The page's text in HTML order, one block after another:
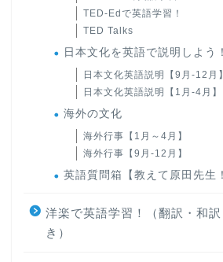
TED-Edで英語学習！
TED Talks
日本文化を英語で説明しよう！
日本文化英語説明【9月-12月】
日本文化英語説明【1月-4月】
海外の文化
海外行事【1月～4月】
海外行事【9月-12月】
英語質問箱【教えて原田先生
洋楽で英語学習！（翻訳・和
き）